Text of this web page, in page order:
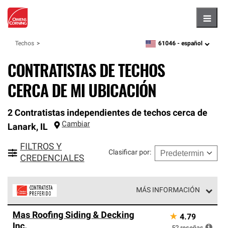
Techos zipcode,language
61046 - español
CONTRATISTAS DE TECHOS
CERCA DE MI UBICACIÓN
2 Contratistas independientes de techos cerca de
Lanark, IL Cambiar
FILTROS Y
CREDENCIALES
Clasificar por:
MÁS INFORMACIÓN
parte de una red exclusiva de profesionales de techos
Mas Roofing Siding & Decking
★ 4.79